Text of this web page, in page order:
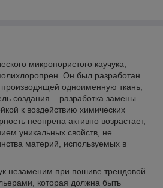
микропористого каучука,
Он был разработан
одноименную ткань,
создания – разработка замены
к воздействию химических
неопрена активно возрастает,
уникальных свойств, не
материй, используемых в
незаменим при пошиве трендовой
которая должна быть